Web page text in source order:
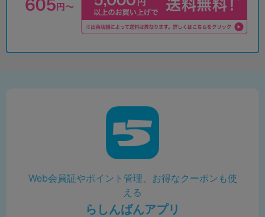
Web会員証やポイント管理、お得なクーポンも使
える
らしんばんアプリ